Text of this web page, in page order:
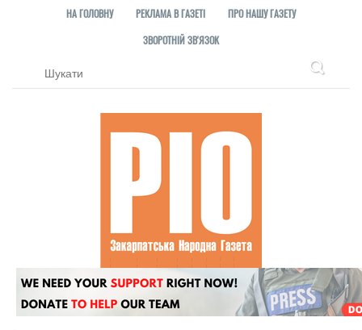
НА ГОЛОВНУ РЕКЛАМА В ГАЗЕТІ
ПРО НАШУ ГАЗЕТУ
ЗВОРОТНІЙ ЗВ'ЯЗОК